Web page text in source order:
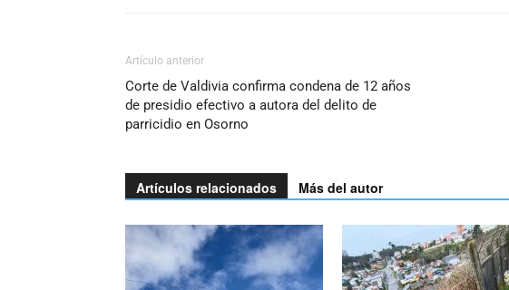
Artículo anterior
Corte de Valdivia confirma condena de 12 años
de presidio efectivo a autora del delito de
parricidio en Osorno
Artículos relacionados Más del autor